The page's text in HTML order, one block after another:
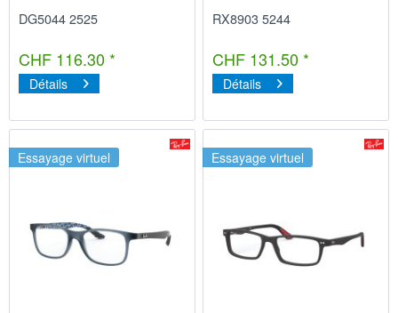
DG5044 2525
CHF 116.30 *
Détails
RX8903 5244
CHF 131.50 *
Détails
Essayage virtuel Essayage virtuel